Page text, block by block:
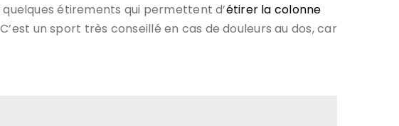
étirements qui permettent d’étirer la colonne
un sport très conseillé en cas de douleurs au dos, car